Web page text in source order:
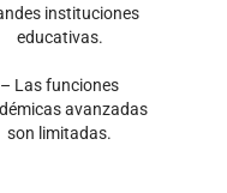
instituciones
educativas.
– Las funciones
avanzadas
son limitadas.